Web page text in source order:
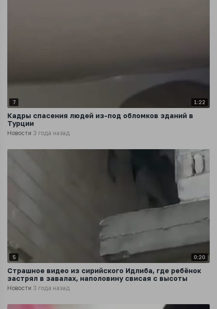
7 1:22
Кадры спасения людей из-под обломков зданий в
Турции
Новости 3 года назад
5 0:20
Страшное видео из сирийского Идлиба, где ребёнок
застрял в завалах, наполовину свисая с высоты
Новости 3 года назад